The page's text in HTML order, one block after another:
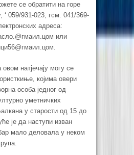
се обратити на горе
‘ 059/931-023, гсм. 041/369-
адреса:
или
натјечају могу се
којима овери
особа једног од
уметничких
у старости од 15 до
је да наступи изван
мало деловала у неком